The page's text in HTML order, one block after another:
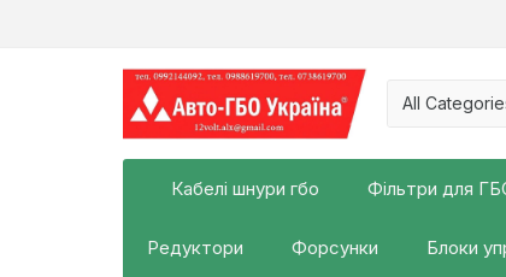
Кабелі шнури гбо Фільтри для
Редуктори Форсунки Блоки